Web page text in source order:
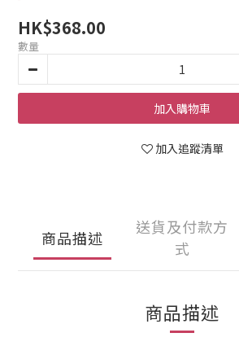
HK$368.00
數量
加入購物車
加入追蹤清單
商品描述
送貨及付款方
式
商品描述